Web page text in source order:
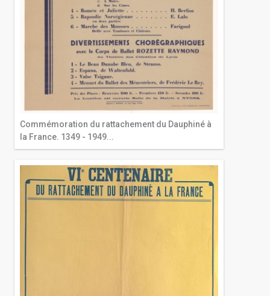
Commémoration du rattachement du Dauphiné à
la France. 1349 - 1949...